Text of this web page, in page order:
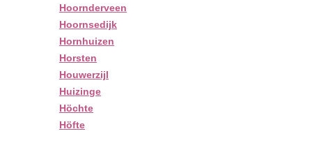
Hoornderveen
Hoornsedijk
Hornhuizen
Horsten
Houwerzijl
Huizinge
Höchte
Höfte